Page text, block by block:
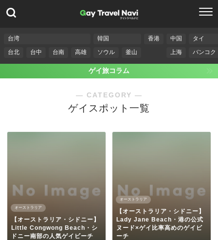
台湾
台北
台中 台南 高雄
韓国
ソウル
釜山
香港
中国
上海
タイ
バンコク
ゲイ旅コラム
― CATEGORY ―
ゲイスポット一覧
オーストラリア
【オーストラリア・シドニー】
Little Congwong Beach・シ
ドニー南部の人気ゲイビーチ
オーストラリア
【オーストラリア・シドニー】
Lady Jane Beach・港の公式
ヌード×ゲイ比率高めのゲイビ
ーチ